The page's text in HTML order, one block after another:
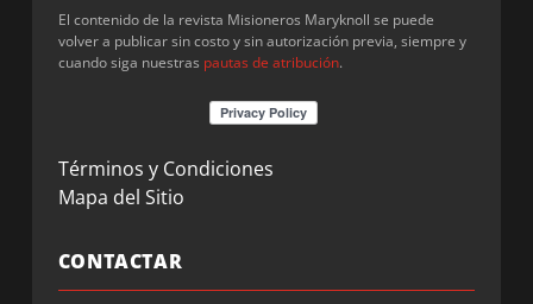
El contenido de la revista Misioneros Maryknoll se puede
volver a publicar sin costo y sin autorización previa, siempre y
cuando siga nuestras pautas de atribución.
Términos y Condiciones
Mapa del Sitio
CONTACTAR